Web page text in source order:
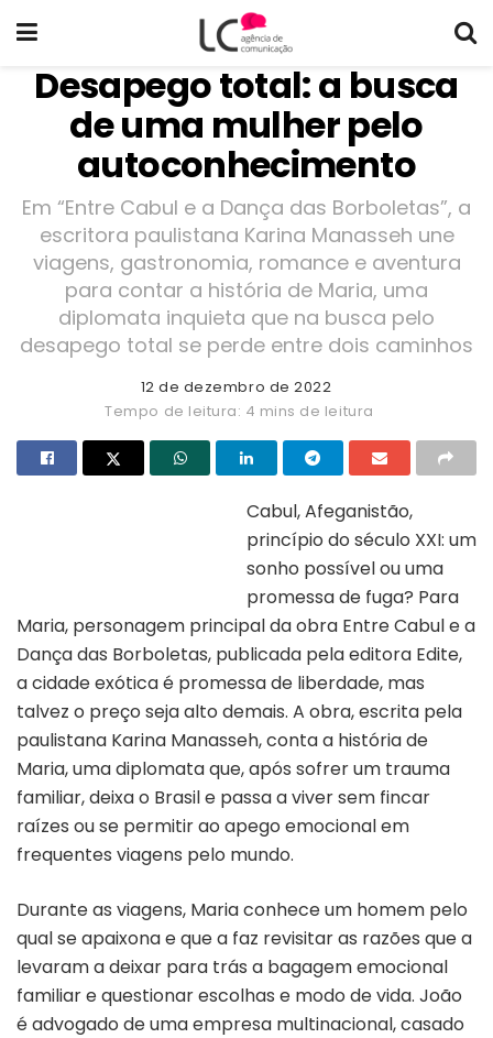
Desapego total: a busca
de uma mulher pelo
autoconhecimento
Em “Entre Cabul e a Dança das Borboletas”, a
escritora paulistana Karina Manasseh une
viagens, gastronomia, romance e aventura
para contar a história de Maria, uma
diplomata inquieta que na busca pelo
desapego total se perde entre dois caminhos
12 de dezembro de 2022
Tempo de leitura: 4 mins de leitura
Cabul, Afeganistão,
princípio do século XXI: um
sonho possível ou uma
promessa de fuga? Para
Maria, personagem principal da obra Entre Cabul e a
Dança das Borboletas, publicada pela editora Edite,
a cidade exótica é promessa de liberdade, mas
talvez o preço seja alto demais. A obra, escrita pela
paulistana Karina Manasseh, conta a história de
Maria, uma diplomata que, após sofrer um trauma
familiar, deixa o Brasil e passa a viver sem fincar
raízes ou se permitir ao apego emocional em
frequentes viagens pelo mundo.
Durante as viagens, Maria conhece um homem pelo
qual se apaixona e que a faz revisitar as razões que a
levaram a deixar para trás a bagagem emocional
familiar e questionar escolhas e modo de vida. João
é advogado de uma empresa multinacional, casado